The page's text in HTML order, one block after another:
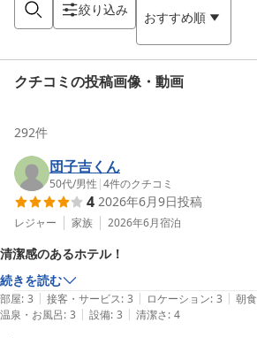
絞り込み おすすめ順
クチコミの投稿画像・動画
292件
団子吉くん
50代/男性 |4件のクチコミ
4 2026年6月9日投稿
レジャー 家族 2026年6月宿泊
清潔感のあるホテル！
続きを読む
部屋: 3 | 接客・サービス: 3 | ロケーション: 3 | 朝食
温泉・お風呂: 3 | 設備: 3 | 清潔さ: 4